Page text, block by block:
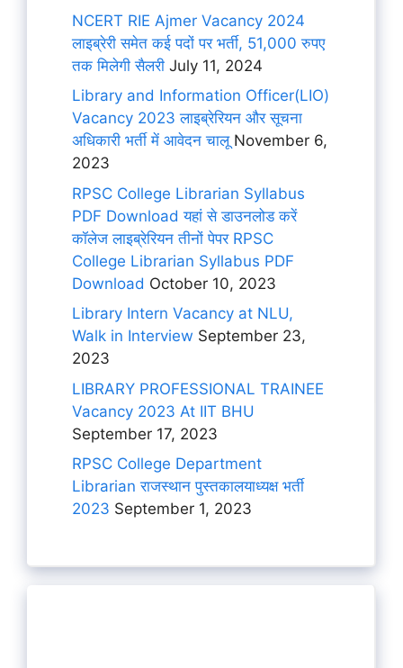
NCERT RIE Ajmer Vacancy 2024
लाइब्रेरी समेत कई पदों पर भर्ती, 51,000 रुपए
तक मिलेगी सैलरी July 11, 2024
Library and Information Officer(LIO)
Vacancy 2023 लाइब्रेरियन और सूचना
अधिकारी भर्ती में आवेदन चालूNovember 6,
2023
RPSC College Librarian Syllabus
PDF Download यहां से डाउनलोड करें
कॉलेज लाइब्रेरियन तीनों पेपर RPSC
College Librarian Syllabus PDF
Download October 10, 2023
Library Intern Vacancy at NLU,
Walk in Interview September 23,
2023
LIBRARY PROFESSIONAL TRAINEE
Vacancy 2023 At IIT BHU
September 17, 2023
RPSC College Department
Librarian राजस्थान पुस्तकालयाध्यक्ष भर्ती
2023 September 1, 2023